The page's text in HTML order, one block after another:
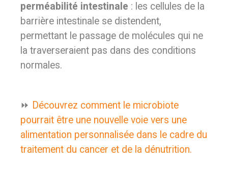
perméabilité intestinale : les cellules de la
barrière intestinale se distendent,
permettant le passage de molécules qui ne
la traverseraient pas dans des conditions
normales.
⏩ Découvrez comment le microbiote
pourrait être une nouvelle voie vers une
alimentation personnalisée dans le cadre du
traitement du cancer et de la dénutrition.